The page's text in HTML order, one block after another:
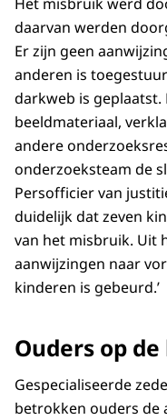
daarvan werden
Er zijn geen
anderen is
darkweb is geplaatst.
beeldmateriaal,
andere
onderzoeksteam de
Persofficier van
duidelijk dat zeven
van het misbruik. Uit
aanwijzingen naar
kinderen is gebeurd.’
Ouders op
Gespecialiseerde
betrokken ouders de